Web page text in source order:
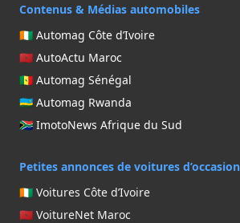
Contenus & Médias automobiles
🇨🇮 Automag Côte d’Ivoire
🇲🇦 AutoActu Maroc
🇸🇳 Automag Sénégal
🇷🇼 Automag Rwanda
🇿🇦 ImotoNews Afrique du Sud
Petites annonces de voitures d’occasion
🇨🇮 Voitures Côte d’Ivoire
🇲🇦 VoitureNet Maroc